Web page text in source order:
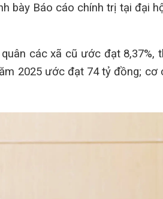
bày Báo cáo chính trị tại đại
các xã cũ ước đạt 8,37%,
2025 ước đạt 74 tỷ đồng; cơ